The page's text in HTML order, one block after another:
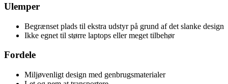
Ulemper
Begrænset plads til ekstra udstyr på grund af det slanke design
Ikke egnet til større laptops eller meget tilbehør
Fordele
Miljøvenligt design med genbrugsmaterialer